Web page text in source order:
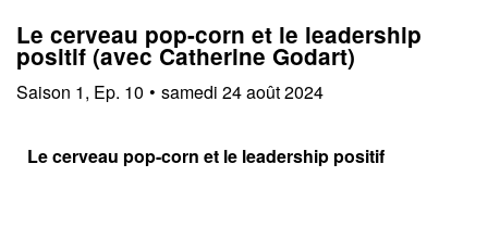
Le cerveau pop-corn et le leadership
positif (avec Catherine Godart)
Saison 1, Ep. 10 • samedi 24 août 2024
Le cerveau pop-corn et le leadership positif